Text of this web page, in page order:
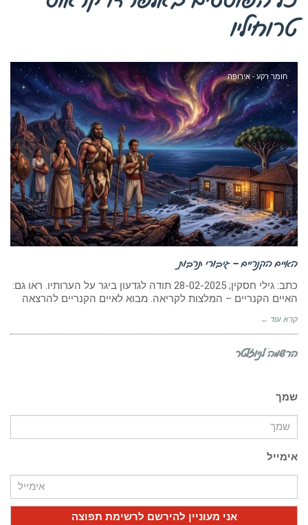
טרוחיליו
חומר רקע - אירופה
האיים הקנריים – גיבורי תרבות
כתב: גילי חסקין; 28-02-2025 תודה לגדעון ביגר על הערותיו. ראו גם:
האיים הקנריים – המלצות לקריאה. מבוא לאיים הקנריים להרצאה
קרא עוד ←
הרשמה לניוזלטר
שמך
אימייל